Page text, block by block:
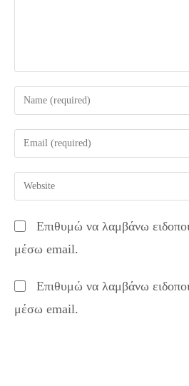
Enter
your
name
comment
Enter
your
email
address
comment
Enter
your
URL
(optional)
Επιθυμώ να λαμβάνω
μέσω email.
Επιθυμώ να λαμβάνω
μέσω email.